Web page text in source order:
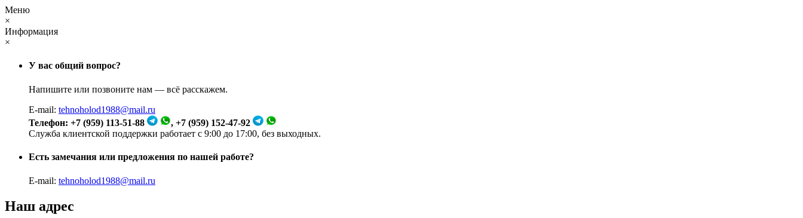
Меню
×
Информация
×
У вас общий вопрос?
Напишите или позвоните нам — всё расскажем.
E-mail: tehnoholod1988@mail.ru
Телефон: +7 (959) 113-51-88
, +7 (959) 152-47-92
Служба клиентской поддержки работает с 9:00 до 17:00, без выходных.
Есть замечания или предложения по нашей работе?
E-mail: tehnoholod1988@mail.ru
Наш адрес